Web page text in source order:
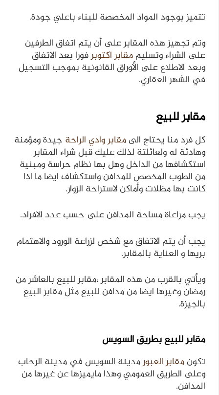
تتميز بوجود المواد المخصصة للبناء باعلي جودة.
وتم تجهيز هذه المقابر على أن يتم اتفاق الطرفين
على الشراء وتسليممقابر اكتوبرفورا بعد الاتفاق
وبعد الاطلاع على الأوراق القانونية بموجب التسجيل
في الشهر العقاري.
مقابر للبيع
كل فرد منا يحتاج الىمقابر وادي الراحة جيدة ومؤمنة
وهادئة له ولعائلتة لذلك عليك قبل شراء المقابر
استكشافها من الداخل وهل بها نظام حراسة ومبنية
من الطوب المخصص للمدافن واستكشاف ايضا ما اذا
كانت بها مظلات وأماكن لاستراحة الزوار.
يجب مراعاة مساحة المدافن على حسب عدد الافراد.
يجب أن يتم الاتفاق مع شخص لزراعة الورود والاهتمام
بريها و العناية بالمقابر.
ويأتي بالقرب من هذه المقابر ،مقابر للبيع بالعاشر من
رمضان وغيرها ايضا من مدافن للبيع مثل مقابر البيع
بالجيزة.
مقابر للبيع بطريق السويس
تكونمقابر العبورمدينة السويس في مدينة الرحاب
وعلى الطريق العمومي وهذا مايميزها عن غيرها من
المدافن.